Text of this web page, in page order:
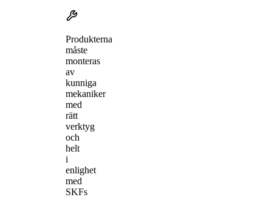
Produkterna
måste
monteras
av
kunniga
mekaniker
med
rätt
verktyg
och
helt
i
enlighet
med
SKFs